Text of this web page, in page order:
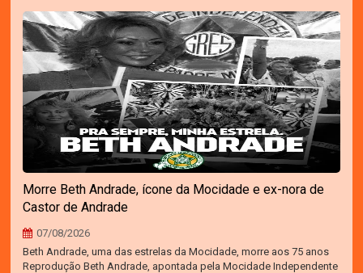
Morre Beth Andrade, ícone da Mocidade e ex-nora de
Castor de Andrade
07/08/2026
Beth Andrade, uma das estrelas da Mocidade, morre aos 75 anos
Reprodução Beth Andrade, apontada pela Mocidade Independente